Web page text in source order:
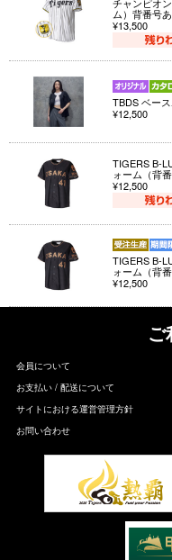
チャンピオ
ム）背番号
¥13,500
TBDS ベー
¥12,500
TIGERS B-
ォーム（背番
¥12,500
TIGERS B-
ォーム（背
¥12,500
ご
会員について
お支払い / 配送について
サイトにおける運営管理方針
お問い合わせ